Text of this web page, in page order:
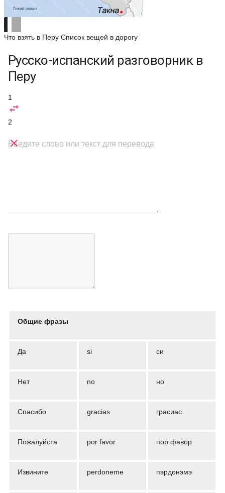
Что взять в Перу Список вещей в дорогу
Русско-испанский разговорник в
Перу
1

2

Введите слово или текст для перевода
Общие фразы
Да si си
Нет no но
Спасибо gracias грасиас
Пожалуйста por favor пoр фавор
Извините perdoneme пэрдонэмэ